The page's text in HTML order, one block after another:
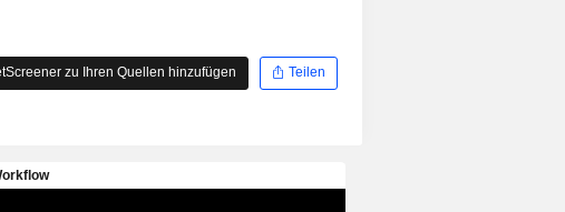
zu Ihren Quellen hinzufügen Teilen